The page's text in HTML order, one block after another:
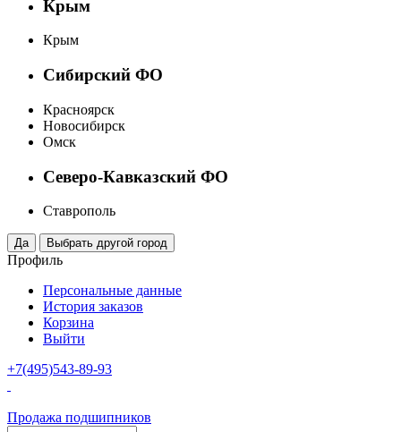
Крым
Крым
Сибирский ФО
Красноярск
Новосибирск
Омск
Северо-Кавказский ФО
Ставрополь
Профиль
Персональные данные
История заказов
Корзина
Выйти
+7(495)543-89-93
Продажа подшипников